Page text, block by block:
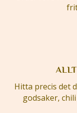
Hitta precis det
godsaker,